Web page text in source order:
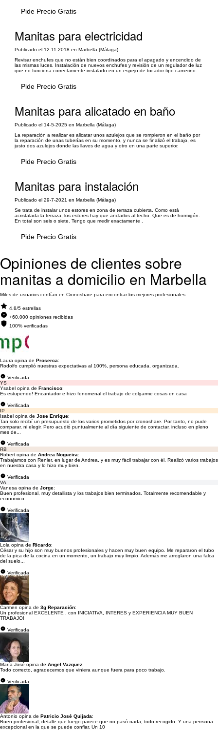
Pide Precio Gratis
Manitas para electricidad
Publicado el 12-11-2018 en Marbella (Málaga)
Revisar enchufes que no están bien coordinados para el apagado y encendido de
las mismas luces. Instalación de nuevos enchufes y revisión de un regulador de luz
que no funciona correctamente instalado en un espejo de tocador tipo camerino.
Pide Precio Gratis
Manitas para alicatado en baño
Publicado el 14-5-2025 en Marbella (Málaga)
La reparación a realizar es alicatar unos azulejos que se rompieron en el baño por
la reparación de unas tuberías en su momento, y nunca se finalizó el trabajo, es
justo dos azulejos donde las llaves de agua y otro en una parte superior.
Pide Precio Gratis
Manitas para instalación
Publicado el 29-7-2021 en Marbella (Málaga)
Se trata de instalar unos estores en zona de terraza cubierta. Como está
acristalada la terraza, los estores hay que anclarlos al techo. Que es de hormigón.
En total son seis o siete. Tengo que medir exactamente .
Pide Precio Gratis
Opiniones de clientes sobre
manitas a domicilio en Marbella
Miles de usuarios confían en Cronoshare para encontrar los mejores profesionales
4.8/5 estrellas
+60.000 opiniones recibidas
100% verificadas
Laura opina de Proserca:
Rodolfo cumplió nuestras expectativas al 100%, persona educada, organizada.
Verificada
YS
Ysabel opina de Francisco:
Es estupendo! Encantador e hizo fenomenal el trabajo de colgarme cosas en casa
Verificada
IP
Isabel opina de Jose Enrique:
Tan solo recibí un presupuesto de los varios prometidos por cronoshare. Por tanto, no pude
comparar, ni elegir. Pero acudió puntualmente al día siguiente de contactar, incluso en pleno
mes de...
Verificada
RB
Robert opina de Andrea Nogueira:
Trabajamos con Renier, en lugar de Andrea, y es muy fácil trabajar con él. Realizó varios trabajos
en nuestra casa y lo hizo muy bien.
Verificada
VA
Vanesa opina de Jorge:
Buen profesional, muy detallista y los trabajos bien terminados. Totalmente recomendable y
economico.
Verificada
Lola opina de Ricardo:
César y su hijo son muy buenos profesionales y hacen muy buen equipo. Me repararon el tubo
de la pica de la cocina en un momento, un trabajo muy limpio. Además me arreglaron una falca
del suelo...
Verificada
Carmen opina de 3g Reparación:
Un profesional EXCELENTE , con INICIATIVA, INTERES y EXPERIENCIA MUY BUEN
TRABAJO!
Verificada
María José opina de Angel Vazquez:
Todo correcto, agradecemos que viniera aunque fuera para poco trabajo.
Verificada
Antonio opina de Patricio José Quijada:
Buen profesional, detalle que luego parece que no pasó nada, todo recogido. Y una perrsona
excepcional en la que se puede confiar. Un 10